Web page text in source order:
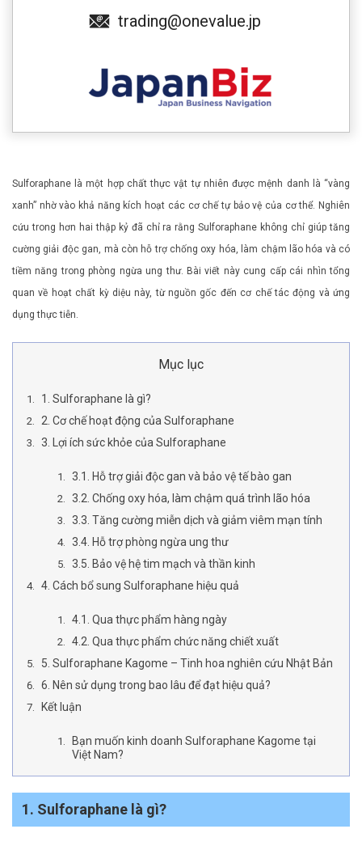
trading@onevalue.jp
Sulforaphane là một hợp chất thực vật tự nhiên được mệnh danh là “vàng
xanh” nhờ vào khả năng kích hoạt các cơ chế tự bảo vệ của cơ thể. Nghiên
cứu trong hơn hai thập kỷ đã chỉ ra rằng Sulforaphane không chỉ giúp tăng
cường giải độc gan, mà còn hỗ trợ chống oxy hóa, làm chậm lão hóa và có
tiềm năng trong phòng ngừa ung thư. Bài viết này cung cấp cái nhìn tổng
quan về hoạt chất kỳ diệu này, từ nguồn gốc đến cơ chế tác động và ứng
dụng thực tiễn.
Mục lục
1. Sulforaphane là gì?
2. Cơ chế hoạt động của Sulforaphane
3. Lợi ích sức khỏe của Sulforaphane
3.1. Hỗ trợ giải độc gan và bảo vệ tế bào gan
3.2. Chống oxy hóa, làm chậm quá trình lão hóa
3.3. Tăng cường miễn dịch và giảm viêm mạn tính
3.4. Hỗ trợ phòng ngừa ung thư
3.5. Bảo vệ hệ tim mạch và thần kinh
4. Cách bổ sung Sulforaphane hiệu quả
4.1. Qua thực phẩm hàng ngày
4.2. Qua thực phẩm chức năng chiết xuất
5. Sulforaphane Kagome – Tinh hoa nghiên cứu Nhật Bản
6. Nên sử dụng trong bao lâu để đạt hiệu quả?
Kết luận
Bạn muốn kinh doanh Sulforaphane Kagome tại
Việt Nam?
1. Sulforaphane là gì?